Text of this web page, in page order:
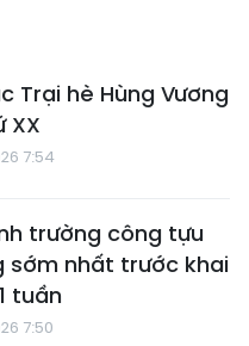
Trại hè Hùng Vương
XX
7:54
trường công tựu
sớm nhất trước khai
tuần
7:50